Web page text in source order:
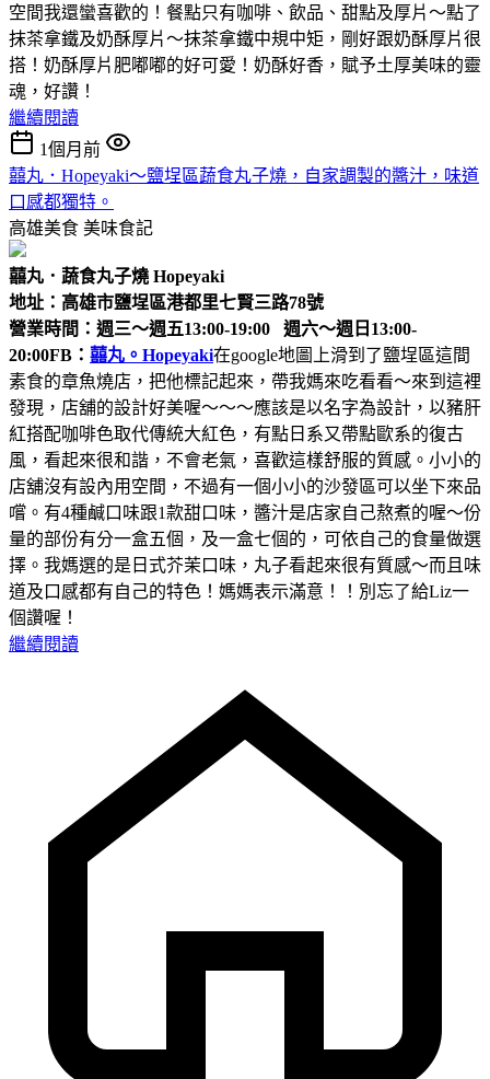
空間我還蠻喜歡的！餐點只有咖啡、飲品、甜點及厚片～點了
抹茶拿鐵及奶酥厚片～抹茶拿鐵中規中矩，剛好跟奶酥厚片很
搭！奶酥厚片肥嘟嘟的好可愛！奶酥好香，賦予土厚美味的靈
魂，好讚！
繼續閱讀
1個月前
囍丸．Hopeyaki～鹽埕區蔬食丸子燒，自家調製的醬汁，味道
口感都獨特。
高雄美食 美味食記
囍丸．蔬食丸子燒 Hopeyaki
地址：高雄市鹽埕區港都里七賢三路78號
營業時間：週三～週五13:00-19:00 週六～週日13:00-
20:00FB： 囍丸。Hopeyaki在google地圖上滑到了鹽埕區這間
素食的章魚燒店，把他標記起來，帶我媽來吃看看～來到這裡
發現，店舖的設計好美喔～～～應該是以名字為設計，以豬肝
紅搭配咖啡色取代傳統大紅色，有點日系又帶點歐系的復古
風，看起來很和諧，不會老氣，喜歡這樣舒服的質感。小小的
店舖沒有設內用空間，不過有一個小小的沙發區可以坐下來品
嚐。有4種鹹口味跟1款甜口味，醬汁是店家自己熬煮的喔～份
量的部份有分一盒五個，及一盒七個的，可依自己的食量做選
擇。我媽選的是日式芥茉口味，丸子看起來很有質感～而且味
道及口感都有自己的特色！媽媽表示滿意！！別忘了給Liz一
個讚喔！
繼續閱讀